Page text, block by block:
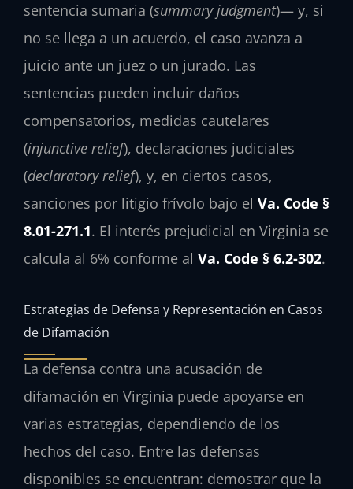
sentencia sumaria (summary judgment)— y, si
no se llega a un acuerdo, el caso avanza a
juicio ante un juez o un jurado. Las
sentencias pueden incluir daños
compensatorios, medidas cautelares
(injunctive relief), declaraciones judiciales
(declaratory relief), y, en ciertos casos,
sanciones por litigio frívolo bajo el Va. Code §
8.01-271.1. El interés prejudicial en Virginia se
calcula al 6% conforme al Va. Code § 6.2-302.
Estrategias de Defensa y Representación en Casos
de Difamación
La defensa contra una acusación de
difamación en Virginia puede apoyarse en
varias estrategias, dependiendo de los
hechos del caso. Entre las defensas
disponibles se encuentran: demostrar que la